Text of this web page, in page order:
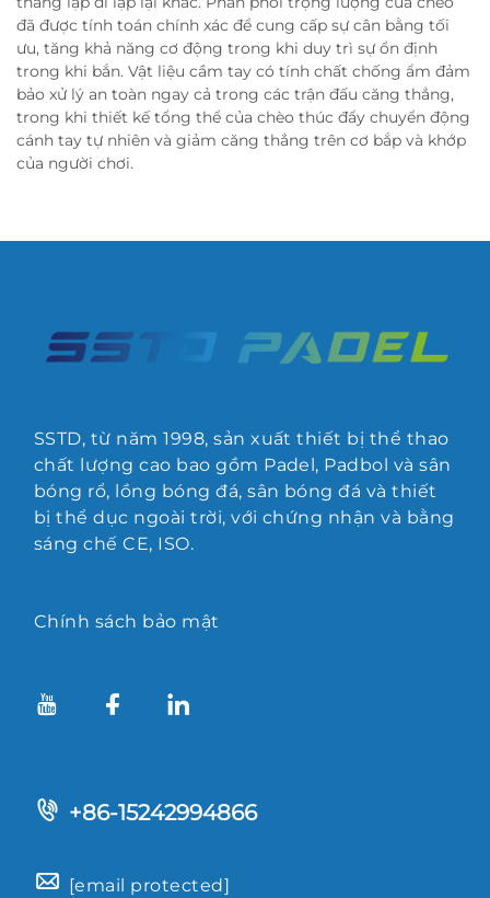
đã được tính toán chính xác để cung cấp sự cân bằng tối
ưu, tăng khả năng cơ động trong khi duy trì sự ổn định
trong khi bắn. Vật liệu cầm tay có tính chất chống ẩm đảm
bảo xử lý an toàn ngay cả trong các trận đấu căng thẳng,
trong khi thiết kế tổng thể của chèo thúc đẩy chuyển động
cánh tay tự nhiên và giảm căng thẳng trên cơ bắp và khớp
của người chơi.
SSTD, từ năm 1998, sản xuất thiết bị thể thao
chất lượng cao bao gồm Padel, Padbol và sân
bóng rổ, lồng bóng đá, sân bóng đá và thiết
bị thể dục ngoài trời, với chứng nhận và bằng
sáng chế CE, ISO.
Chính sách bảo mật
+86-15242994866
[email protected]